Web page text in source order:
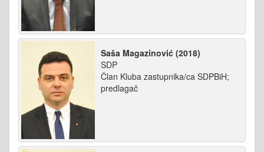
Saša Magazinović (2018)
SDP
Član Kluba zastupnika/ca SDPBiH;
predlagač